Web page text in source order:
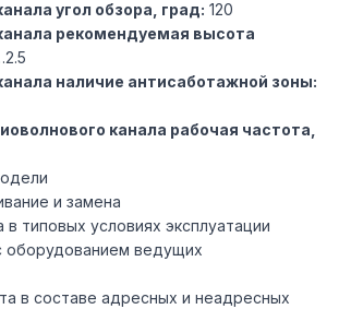
угол обзора, град: 120
рекомендуемая высота
наличие антисаботажной зоны:
канала рабочая частота,
и замена
типовых условиях эксплуатации
оборудованием ведущих
в составе адресных и неадресных